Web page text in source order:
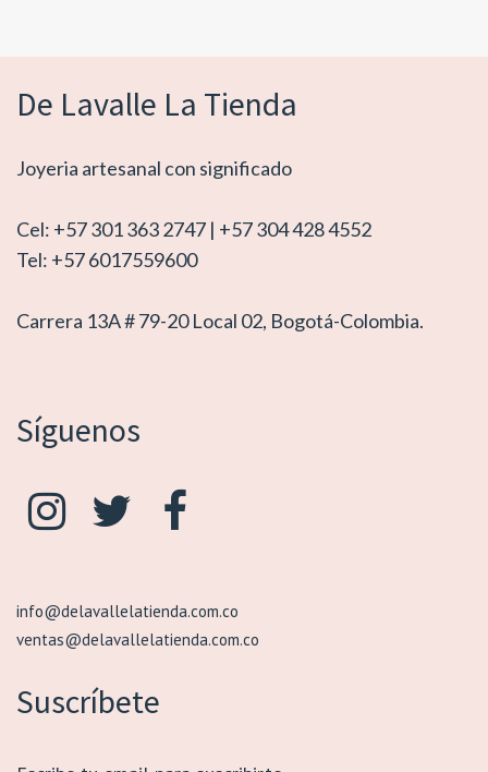
De Lavalle La Tienda
Joyeria artesanal con significado
Cel: +57 301 363 2747 | +57 304 428 4552
Tel: +57 6017559600
Carrera 13A # 79-20 Local 02, Bogotá-Colombia.
Síguenos
info@delavallelatienda.com.co
ventas@delavallelatienda.com.co
Suscríbete